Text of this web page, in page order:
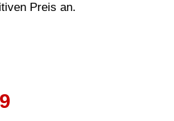
Preis an.